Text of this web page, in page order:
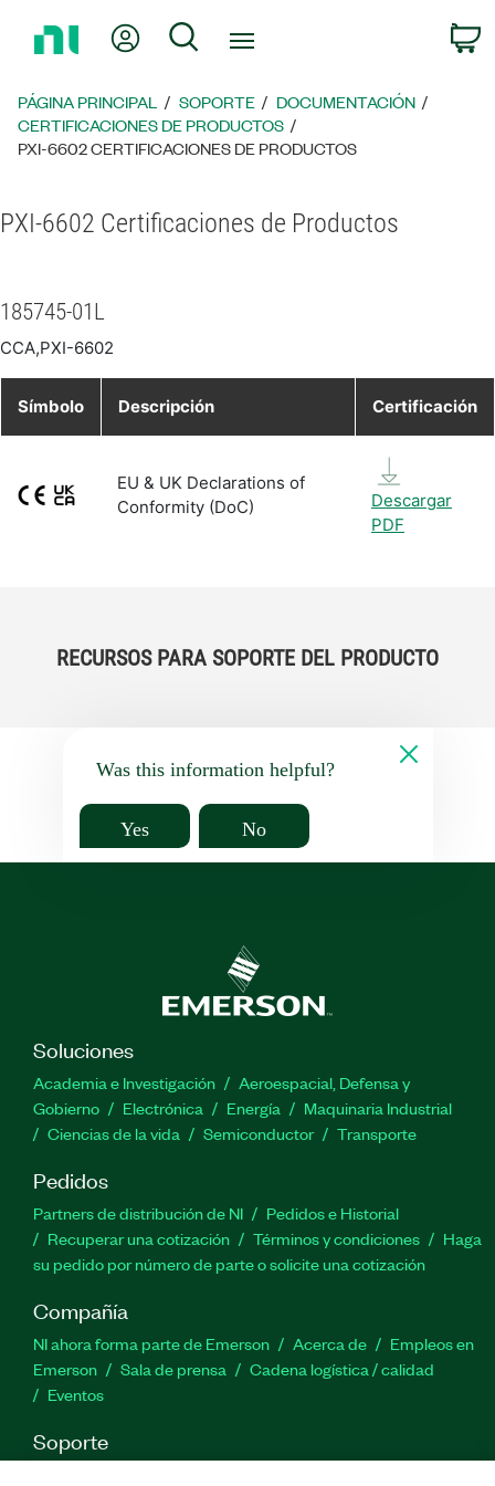
página
principal
Mi cuentaBúsqueda
PÁGINA PRINCIPAL SOPORTE
DOCUMENTACIÓN
CERTIFICACIONES DE PRODUCTOS
PXI-6602 CERTIFICACIONES DE PRODUCTOS
PXI-6602 Certificaciones de Productos
185745-01L
CCA,PXI-6602
Símbolo Descripción Certificación
EU & UK Declarations of
Conformity (DoC)
Descargar
PDF
RECURSOS PARA SOPORTE DEL PRODUCTO
Was this information helpful?
Yes No
Soluciones
Academia e Investigación
Aeroespacial, Defensa y
Gobierno
Electrónica Energía
Maquinaria Industrial
Ciencias de la vida
Semiconductor Transporte
Pedidos
Partners de distribución de NI
Pedidos e Historial
Recuperar una cotización
Términos y condiciones
Haga
su pedido por número de parte o solicite una cotización
Compañía
NI ahora forma parte de Emerson Acerca de
Empleos en
Emerson
Sala de prensa
Cadena logística / calidad
Eventos
Soporte